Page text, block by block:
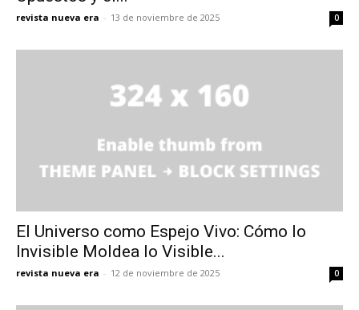
revista nueva era - 13 de noviembre de 2025 0
El Universo como Espejo Vivo: Cómo lo
Invisible Moldea lo Visible...
revista nueva era - 12 de noviembre de 2025 0